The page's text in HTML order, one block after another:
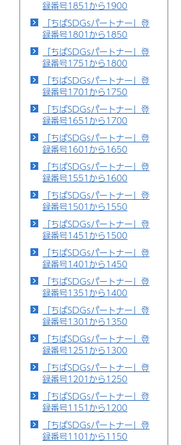
録番号1851から1900
「ちばSDGsパートナー」登
録番号1801から1850
「ちばSDGsパートナー」登
録番号1751から1800
「ちばSDGsパートナー」登
録番号1701から1750
「ちばSDGsパートナー」登
録番号1651から1700
「ちばSDGsパートナー」登
録番号1601から1650
「ちばSDGsパートナー」登
録番号1551から1600
「ちばSDGsパートナー」登
録番号1501から1550
「ちばSDGsパートナー」登
録番号1451から1500
「ちばSDGsパートナー」登
録番号1401から1450
「ちばSDGsパートナー」登
録番号1351から1400
「ちばSDGsパートナー」登
録番号1301から1350
「ちばSDGsパートナー」登
録番号1251から1300
「ちばSDGsパートナー」登
録番号1201から1250
「ちばSDGsパートナー」登
録番号1151から1200
「ちばSDGsパートナー」登
録番号1101から1150